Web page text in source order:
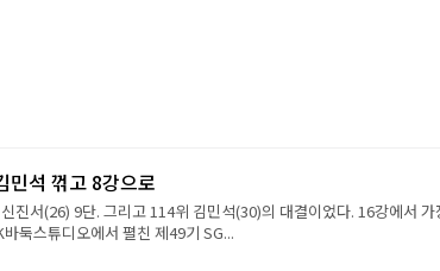
석 꺾고 8강으로
진서(26) 9단. 그리고 114위 김민석(30)의 대결이었다. 16강에서 가
둑스튜디오에서 펼친 제49기 SG...